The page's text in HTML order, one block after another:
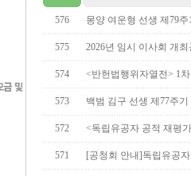
576 몽양 여운형 선생 제79
575 2026년 임시 이사회 개최
574 <반헌법행위자열전> 1
573 백범 김구 선생 제77주
572 <독립유공자 공적 재평
571 [공청회 안내]독립유공